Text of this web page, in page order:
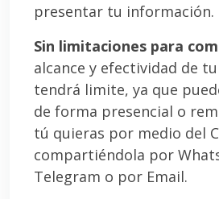
presentar tu información.
Sin limitaciones para
alcance y efectividad de
tendrá limite, ya que
de forma presencial o
tú quieras por medio del
compartiéndola por
Telegram o por Email.